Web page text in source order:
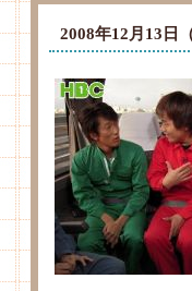
2008年12月13